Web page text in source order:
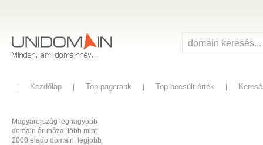
Kezdőlap Top pagerank Top becsült érték
Magyarország legnagyobb
domain áruháza, több mint
2000 eladó domain, legjobb